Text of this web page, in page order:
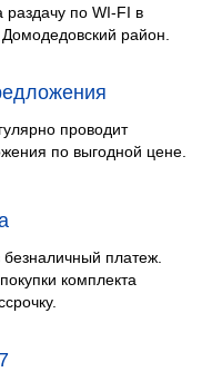
раздачу по WI-FI в
район.
проводит
по выгодной цене.
платеж.
комплекта